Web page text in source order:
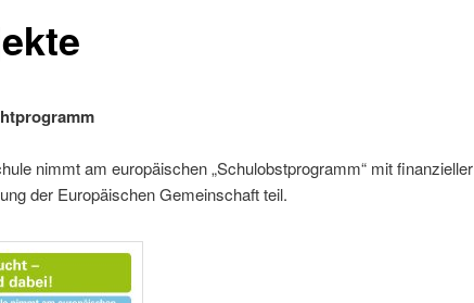
nimmt am europäischen „Schulobstprogramm“ mit finanzieller
der Europäischen Gemeinschaft teil.